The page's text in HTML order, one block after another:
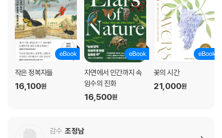
작은 정복자들
16,100원
자연에서 인간까지 속
임수의 진화
16,500원
꽃의 시간
21,000원
감수 조정남